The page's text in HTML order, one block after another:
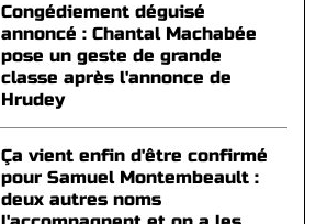
Congédiement déguisé
annoncé : Chantal Machabée
pose un geste de grande
classe après l'annonce de
Hrudey
Ça vient enfin d'être confirmé
pour Samuel Montembeault :
deux autres noms